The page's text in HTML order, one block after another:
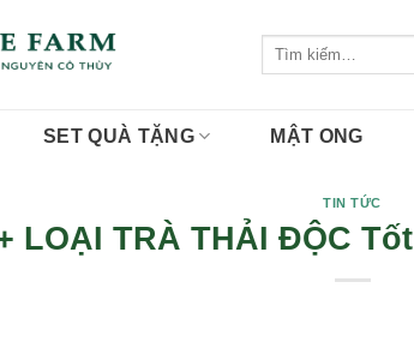
Tìm
SET QUÀ TẶNG MẬT ONG
TIN TỨC
LOẠI TRÀ THẢI ĐỘC